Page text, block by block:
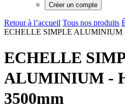
Créer un compte
Retour à l’accueil Tous nos produits
ECHELLE SIMPLE ALUMINIUM
ECHELLE
ALUMINIUM -
3500mm